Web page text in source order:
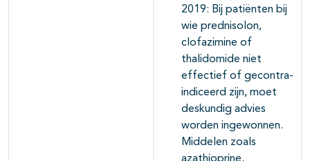
2019: Bij patiënten bij
wie prednisolon,
clofazimine of
thalidomide niet
effectief of gecontra-
indiceerd zijn, moet
deskundig advies
worden ingewonnen.
Middelen zoals